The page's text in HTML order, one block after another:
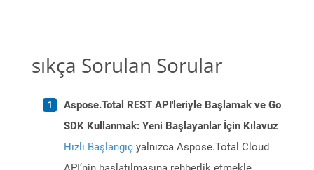
sıkça Sorulan Sorular
Aspose.Total REST API'leriyle Başlamak ve Go
SDK Kullanmak: Yeni Başlayanlar İçin Kılavuz
Hızlı Başlangıç yalnızca Aspose.Total Cloud